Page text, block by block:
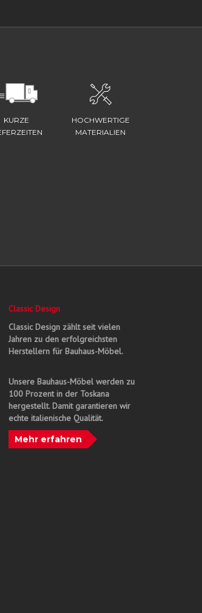
KURZE
HOCHWERTIGE
MATERIALIEN
Classic Design
Classic Design zählt seit vielen
Jahren zu den erfolgreichsten
Herstellern für Bauhaus-Möbel.
Unsere Bauhaus-Möbel werden zu
100 Prozent in der Toskana
hergestellt. Damit garantieren wir
echte italienische Qualität.
Mehr erfahren